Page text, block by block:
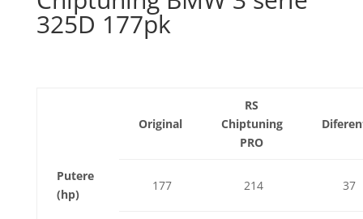
325D 177pk
Original
RS
Chiptuning
PRO
Putere
(hp)
177 214 37